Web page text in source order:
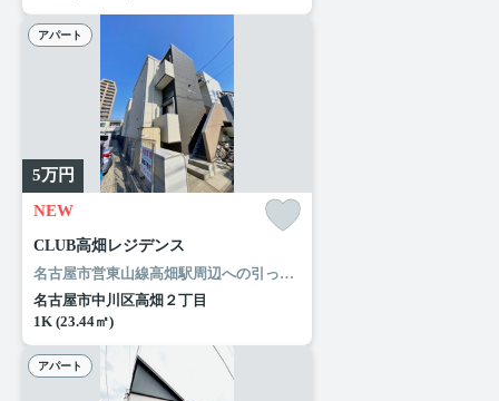
アパート
5万円
NEW
CLUB高畑レジデンス
名古屋市営東山線高畑駅周辺への引っ越しをお考えなら「CLUB高畑レジデンス」。室内設備は追い焚き・エアコン・ネット使用料不要など豊富に揃っており、過ごしやすいお部屋になっております。憧れのシステムキッチンで快適なクッキングライフを。名古屋市中川区の住まい探しをお手伝いします。ルームエージェント（リアルマークス）がお客様に合った住まいをご紹介いたしますので、まずはお気軽にお問い合わせ下さい。
名古屋市中川区高畑２丁目
1K (23.44㎡)
アパート